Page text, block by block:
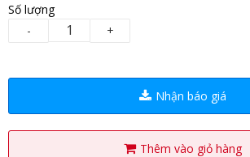
Số lượng
-
+
Nhận báo giá
Thêm vào giỏ hàng